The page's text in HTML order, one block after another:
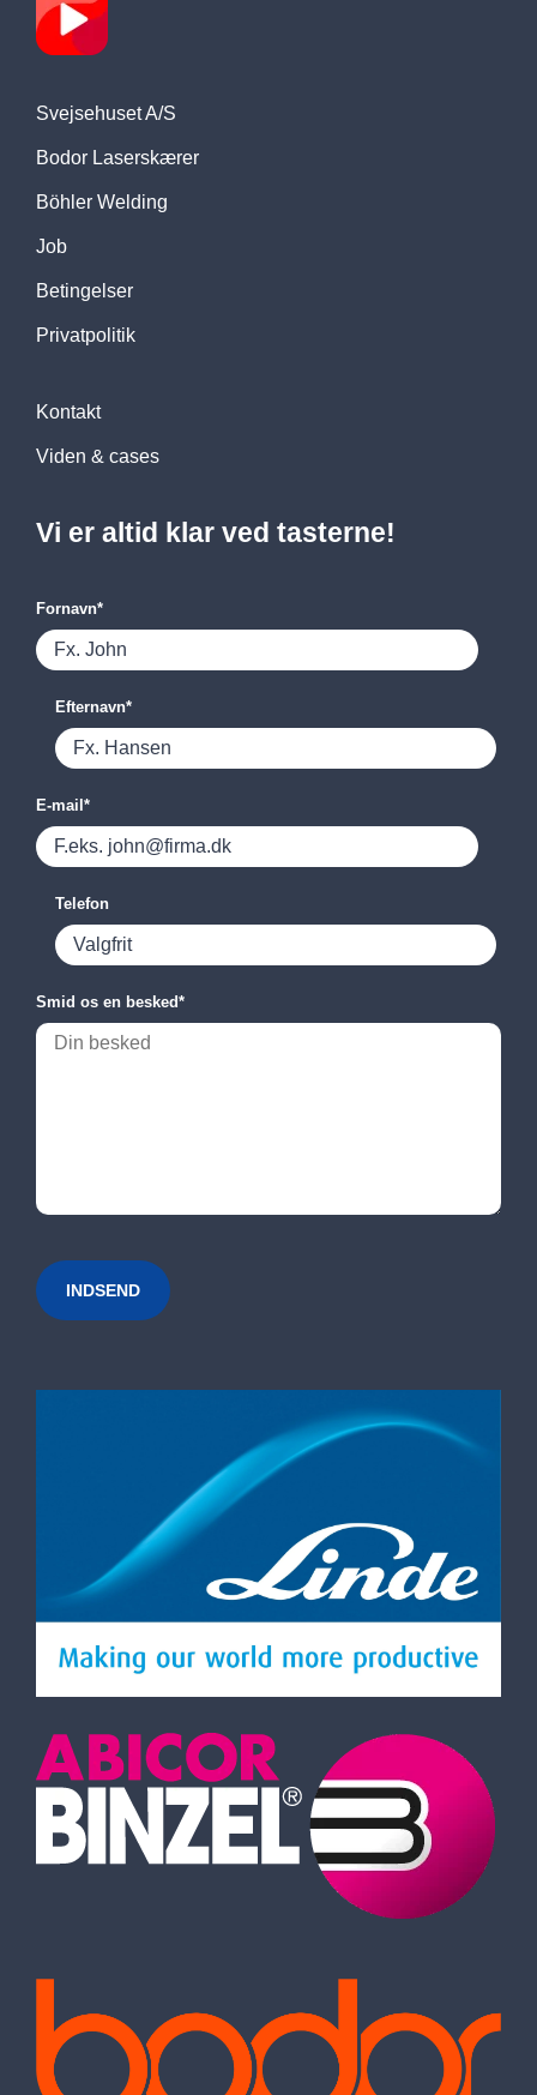
Svejsehuset A/S
Bodor Laserskærer
Böhler Welding
Job
Betingelser
Privatpolitik
Kontakt
Viden & cases
Vi er altid klar ved tasterne!
Fornavn*
Efternavn*
E-mail*
Telefon
Smid os en besked*